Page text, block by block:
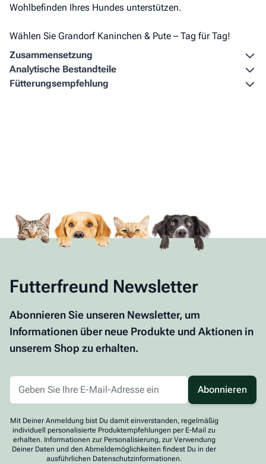
Wohlbefinden Ihres Hundes unterstützen.
Wählen Sie Grandorf Kaninchen & Pute – Tag für Tag!
Zusammen­setzung
Analytische Bestandteile
Fütterungs­empfehlung
Futterfreund Newsletter
Abonnieren Sie unseren Newsletter, um
Informationen über neue Produkte und Aktionen in
unserem Shop zu erhalten.
Abonnieren
Mit Deiner Anmeldung bist Du damit einverstanden, regelmäßig
individuell personalisierte Produktempfehlungen per E-Mail zu
erhalten. Informationen zur Personalisierung, zur Verwendung
Deiner Daten und den Abmeldemöglichkeiten findest Du in der
ausführlichen Datenschutzinformationen.